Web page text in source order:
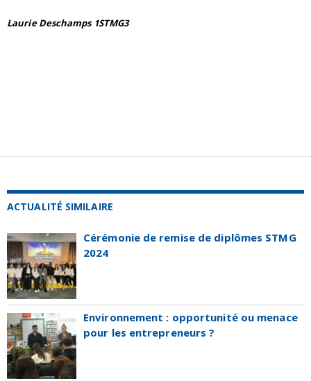
Laurie Deschamps 1STMG3
ACTUALITÉ SIMILAIRE
Cérémonie de remise de diplômes STMG
2024
Environnement : opportunité ou menace
pour les entrepreneurs ?